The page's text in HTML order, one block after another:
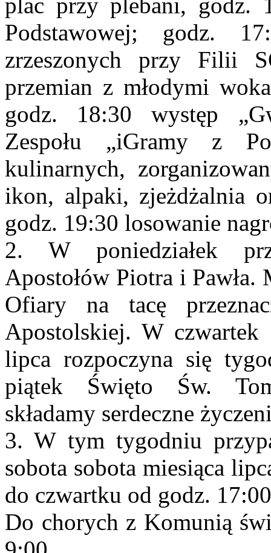
plac przy plebani, godz.
Podstawowej; godz.
zrzeszonych przy Filii
przemian z młodymi
godz. 18:30 występ
Zespołu „iGramy z
kulinarnych,
ikon, alpaki, zjeżdżalnia
godz. 19:30 losowanie
2. W poniedziałek
Apostołów Piotra i
Ofiary na tacę
Apostolskiej. W
lipca rozpoczyna się
piątek Święto Św.
składamy serdeczne
3. W tym tygodniu
sobota sobota miesiąca
do czwartku od godz.
Do chorych z Komunią